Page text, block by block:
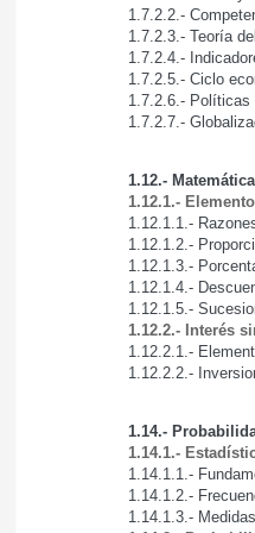
1.7.2.2.-
1.7.2.3.- Teoría
1.7.2.4.-
1.7.2.5.- Ciclo
1.7.2.6.- Políticas
1.7.2.7.-
1.12.-
1.12.1.-
1.12.1.1.-
1.12.1.2.-
1.12.1.3.-
1.12.1.4.-
1.12.1.5.-
1.12.2.- Interés
1.12.2.1.-
1.12.2.2.-
1.14.-
1.14.1.-
1.14.1.1.-
1.14.1.2.-
1.14.1.3.-